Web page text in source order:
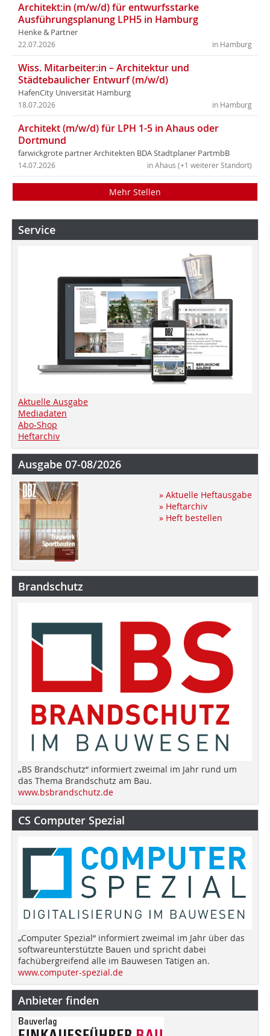
Architekt:in (m/w/d) für entwurfsstarke
Ausführungsplanung LPH5 in Hamburg
Henke & Partner
in Hamburg
22.07.2026
Wiss. Mitarbeiter:in – Architektur und
Städtebaulicher Entwurf (m/w/d)
HafenCity Universität Hamburg
in Hamburg
18.07.2026
Architekt (m/w/d) für LPH 1-5 in Ahaus oder
Dortmund
farwickgrote partner Architekten BDA Stadtplaner PartmbB
in Ahaus (+1 weiterer Standort)
14.07.2026
Mehr Stellen
Service
Aktuelle Ausgabe
Mediadaten
Abo-Shop
Heftarchiv
Ausgabe 07-08/2026
» Aktuelle Heftausgabe
» Heftarchiv
» Heft bestellen
Brandschutz
„BS Brandschutz“ informiert zweimal im Jahr rund um
das Thema Brandschutz am Bau.
www.bsbrandschutz.de
CS Computer Spezial
„Computer Spezial“ informiert zweimal im Jahr über das
softwareunterstützte Bauen und spricht dabei
fachübergreifend alle im Bauwesen Tätigen an.
www.computer-spezial.de
Anbieter finden